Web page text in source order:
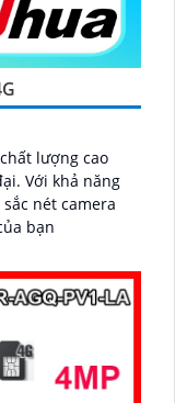
lượng cao
nét camera
bạn